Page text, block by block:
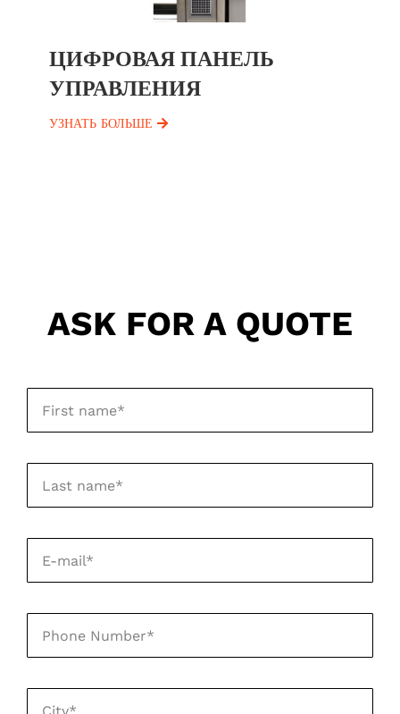
ЦИФРОВАЯ ПАНЕЛЬ
УПРАВЛЕНИЯ
УЗНАТЬ БОЛЬШЕ
ASK FOR A QUOTE